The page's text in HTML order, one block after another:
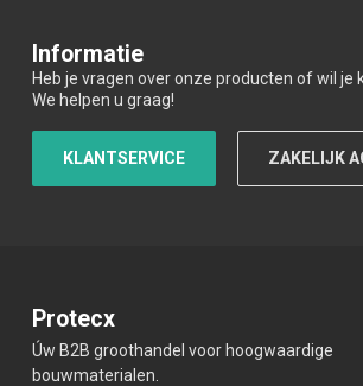
Informatie
Heb je vragen over onze producten of wil
We helpen u graag!
KLANTSERVICE ZAKELIJK
Protecx
Úw B2B groothandel voor hoogwaardige
bouwmaterialen.